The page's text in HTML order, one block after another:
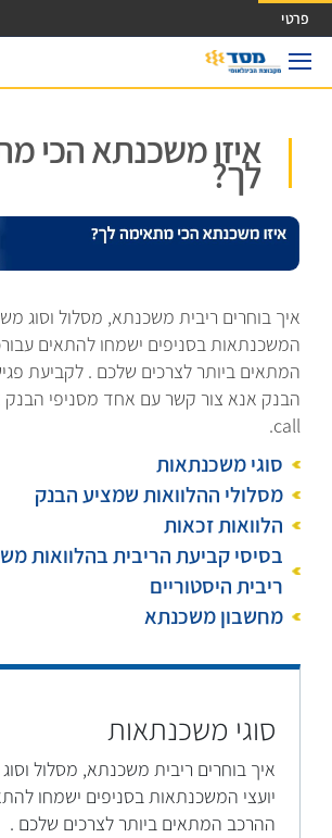
גישה ישירה לכפתור כניסה לחשבונך
פרטי
איזו משכנתא הכי
לך?
איך בוחרים ריבית משכנתא, מסלול וסוג
המשכנתאות בסניפים ישמחו להתאים
המתאים ביותר לצרכים שלכם . לקביעת
הבנק אנא צור קשר עם אחד מסניפי
call.
סוגי משכנתאות
מסלולי ההלוואות שמציע הבנק
הלוואות זכאות
בסיסי קביעת הריבית בהלוואות
ריבית היסטוריים
מחשבון משכנתא
סוגי משכנתאות
איך בוחרים ריבית משכנתא, מסלול
יועצי המשכנתאות בסניפים ישמחו
ההרכב המתאים ביותר לצרכים שלכם .